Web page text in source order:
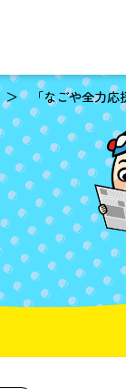
「なごや全力応